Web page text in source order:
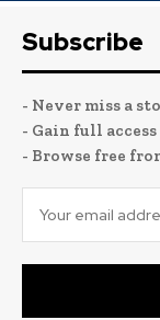
Subscribe
- Never miss a
- Gain full
- Browse free